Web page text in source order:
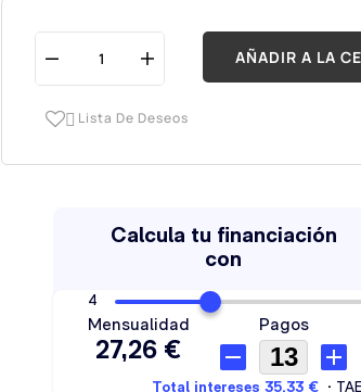
AÑADIR A LA
 Lista De Deseos